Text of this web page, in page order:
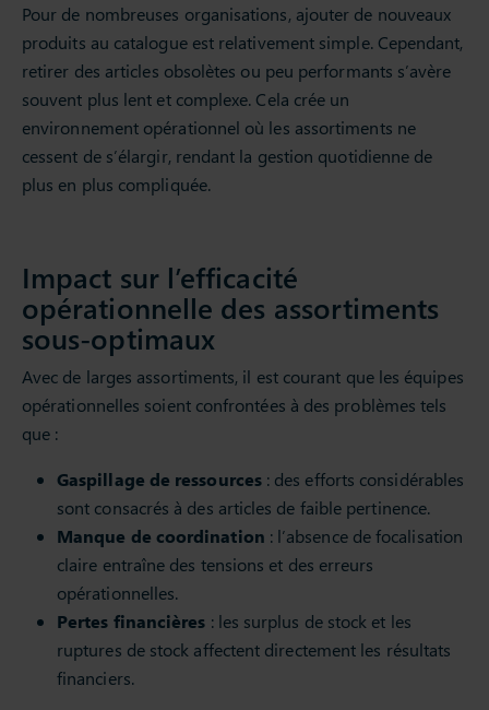
Pour de nombreuses organisations, ajouter de nouveaux
produits au catalogue est relativement simple. Cependant,
retirer des articles obsolètes ou peu performants s’avère
souvent plus lent et complexe. Cela crée un
environnement opérationnel où les assortiments ne
cessent de s’élargir, rendant la gestion quotidienne de
plus en plus compliquée.
Impact sur l’efficacité
opérationnelle des assortiments
sous-optimaux
Avec de larges assortiments, il est courant que les équipes
opérationnelles soient confrontées à des problèmes tels
que :
Gaspillage de ressources: des efforts considérables
sont consacrés à des articles de faible pertinence.
Manque de coordination : l’absence de focalisation
claire entraîne des tensions et des erreurs
opérationnelles.
Pertes financières : les surplus de stock et les
ruptures de stock affectent directement les résultats
financiers.